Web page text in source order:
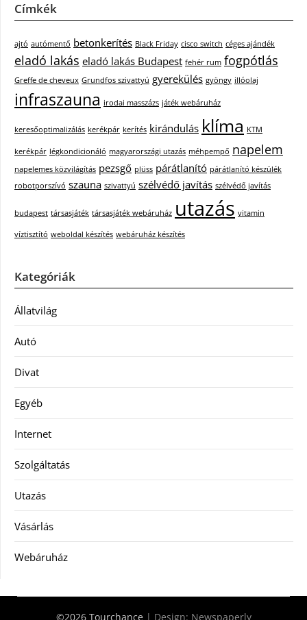
Címkék
ajtó autómentő betonkerítés Black Friday cisco switch céges ajándék
eladó lakás eladó lakás Budapest fehér rum fogpótlás
Greffe de cheveux Grundfos szivattyú gyerekülés gyöngy illóolaj
infraszauna irodai masszázs játék webáruház
keresőoptimalizálás kerékpár kerítés kirándulás klíma KTM
kerékpár légkondicionáló magyarországi utazás méhpempő napelem
napelemes közvilágítás pezsgő plüss párátlanító párátlanító készülék
robotporszívó szauna szivattyú szélvédő javítás szélvédő javítás
budapest társasjáték társasjáték webáruház utazás vitamin
víztisztító weboldal készítés webáruház készítés
Kategóriák
Állatvilág
Autó
Divat
Egyéb
Internet
Szolgáltatás
Utazás
Vásárlás
Webáruház
©2026 Tourchance | Design: Newspaperly